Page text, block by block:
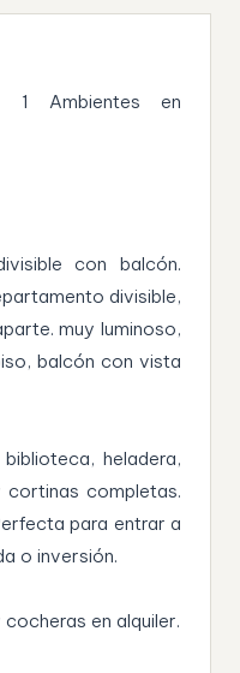
1 Ambientes en
con balcón.
divisible,
muy luminoso,
balcón con vista
heladera,
completas.
para entrar a
o inversión.
en alquiler.